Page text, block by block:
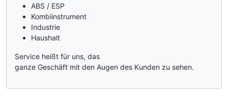
ABS / ESP
Kombiinstrument
Industrie
Haushalt
Service heißt für uns, das
ganze Geschäft mit den Augen des Kunden zu sehen.